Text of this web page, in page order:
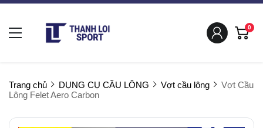
0
Trang chủ DỤNG CỤ CẦU LÔNG Vợt cầu lông
Vợt Cầu
Lông Felet Aero Carbon